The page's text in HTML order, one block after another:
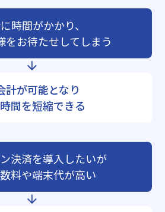
時間がかかり、
をお待たせしてしまう
計が可能となり
間を短縮できる
決済を導入したいが
料や端末代が高い